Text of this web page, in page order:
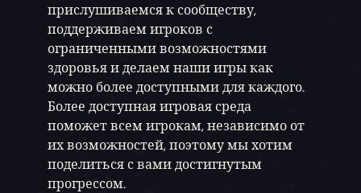
прислушиваемся к сообществу,
поддерживаем игроков с
ограниченными возможностями
здоровья и делаем наши игры как
можно более доступными для каждого.
Более доступная игровая среда
поможет всем игрокам, независимо от
их возможностей, поэтому мы хотим
поделиться с вами достигнутым
прогрессом.